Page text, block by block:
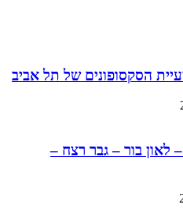
3.2.26, יום ג', בשעה 20:30 – לאון בור – גבר רצח –